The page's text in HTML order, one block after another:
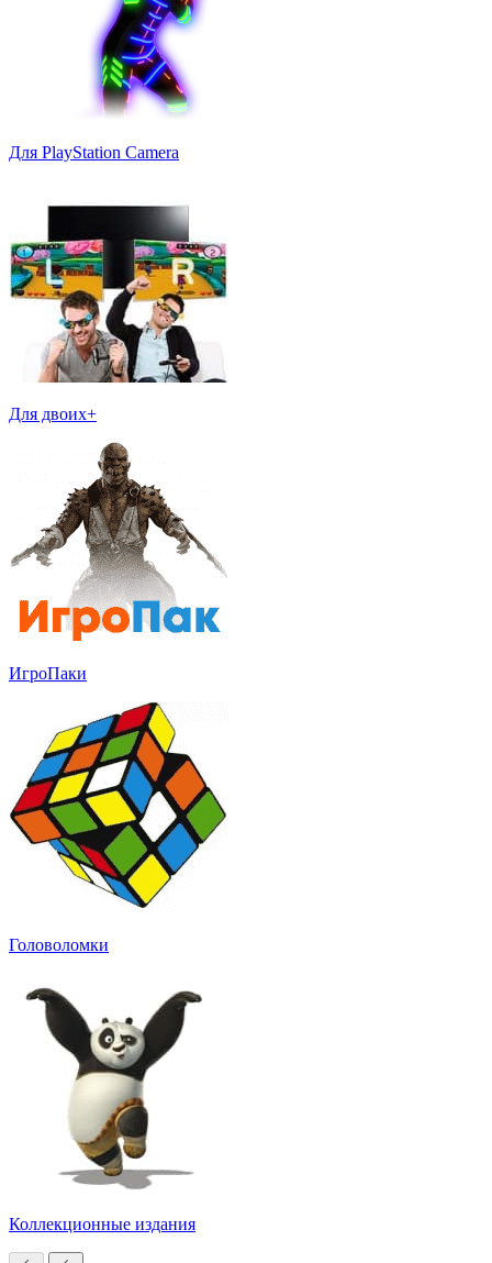
Для PlayStation Camera
Для двоих+
ИгроПаки
Головоломки
Коллекционные издания